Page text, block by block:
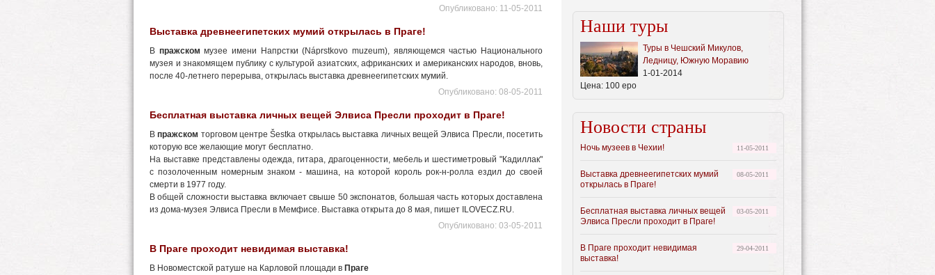
Опубликовано: 11-05-2011
Выставка древнеегипетских мумий открылась в Праге!
В пражском музее имени Напрстки (Náprstkovo muzeum), являющемся частью Национального
музея и знакомящем публику с культурой азиатских, африканских и американских народов, вновь,
после 40-летнего перерыва, открылась выставка древнеегипетских мумий.
Опубликовано: 08-05-2011
Бесплатная выставка личных вещей Элвиса Пресли проходит в Праге!
Впражском торговом центре Šestka открылась выставка личных вещей Элвиса Пресли, посетить
которую все желающие могут бесплатно.
На выставке представлены одежда, гитара, драгоценности, мебель и шестиметровый "Кадиллак"
с позолоченным номерным знаком - машина, на которой король рок-н-ролла ездил до своей
смерти в 1977 году.
В общей сложности выставка включает свыше 50 экспонатов, большая часть которых доставлена
из дома-музея Элвиса Пресли в Мемфисе. Выставка открыта до 8 мая, пишет ILOVECZ.RU.
Опубликовано: 03-05-2011
В Праге проходит невидимая выставка!
В Новоместской ратуше на Карловой площади в Праге
Наши туры
Туры в Чешский Микулов,
Ледницу, Южную Моравию
1-01-2014
Цена: 100 еро
Новости страны
11-05-2011
Ночь музеев в Чехии!
08-05-2011
Выставка древнеегипетских мумий
открылась в Праге!
03-05-2011
Бесплатная выставка личных вещей
Элвиса Пресли проходит в Праге!
29-04-2011
В Праге проходит невидимая
выставка!